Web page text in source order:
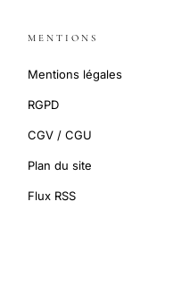
MENTIONS
Mentions légales
RGPD
CGV / CGU
Plan du site
Flux RSS